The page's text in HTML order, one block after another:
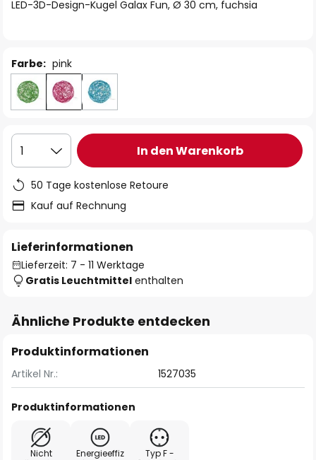
LED-3D-Design-Kugel Galax Fun, Ø 30 cm, fuchsia
Farbe: pink
1 In den Warenkorb
50 Tage kostenlose Retoure
Kauf auf Rechnung
Lieferinformationen
Lieferzeit: 7 - 11 Werktage
Gratis Leuchtmittel enthalten
Ähnliche Produkte entdecken
Produktinformationen
Artikel Nr.: 1527035
Produktinformationen
Nicht
Energieeffiz
Typ F -